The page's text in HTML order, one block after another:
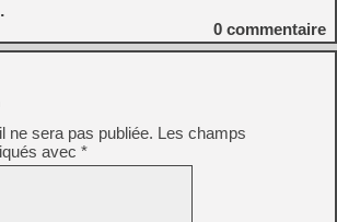
0 commentaire
ne sera pas publiée. Les champs
avec *